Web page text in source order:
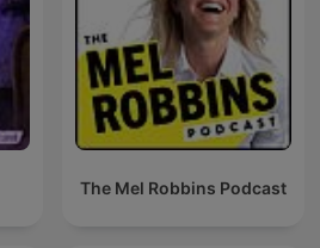
The Mel Robbins Podcast